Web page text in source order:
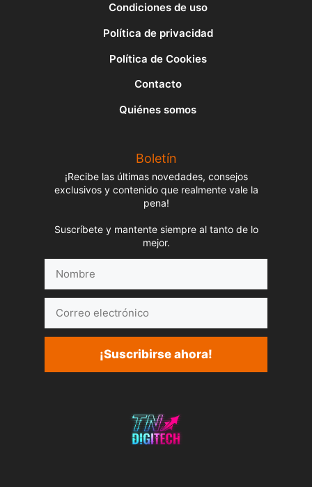
Condiciones de uso
Política de privacidad
Política de Cookies
Contacto
Quiénes somos
Boletín
¡Recibe las últimas novedades, consejos
exclusivos y contenido que realmente vale la
pena!
Suscríbete y mantente siempre al tanto de lo
mejor.
electrónico
¡Suscribirse ahora!